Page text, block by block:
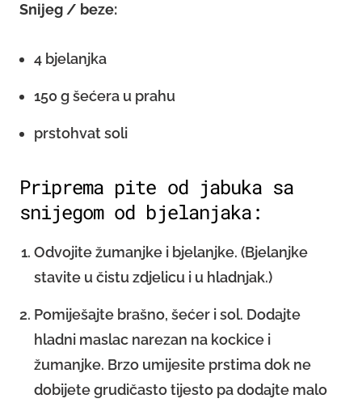
Snijeg / beze:
4 bjelanjka
150 g šećera u prahu
prstohvat soli
Priprema pite od jabuka sa
snijegom od bjelanjaka:
Odvojite žumanjke i bjelanjke. (Bjelanjke
stavite u čistu zdjelicu i u hladnjak.)
Pomiješajte brašno, šećer i sol. Dodajte
hladni maslac narezan na kockice i
žumanjke. Brzo umijesite prstima dok ne
dobijete grudičasto tijesto pa dodajte malo